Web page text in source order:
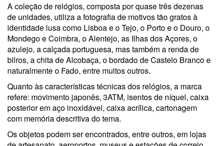
A coleção de relógios, composta por quase três dezenas
de unidades, utiliza a fotografia de motivos tão gratos à
identidade lusa como Lisboa e o Tejo, o Porto e o Douro, o
Mondego e Coimbra, o Alentejo, as Ilhas dos Açores, o
azulejo, a calçada portuguesa, mas também a renda de
bilros, a chita de Alcobaça, o bordado de Castelo Branco e
naturalmente o Fado, entre muitos outros.
Quanto às características técnicas dos relógios, a marca
refere: movimento japonês, 3ATM, isentos de níquel, caixa
posterior em aço inoxidável, caixa acrílica, cartonagem
com memória descritiva do tema.
Os objetos podem ser encontrados, entre outros, em lojas